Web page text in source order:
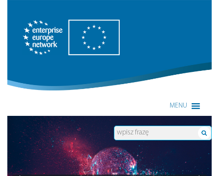
Enterprise Europe Network
MENU